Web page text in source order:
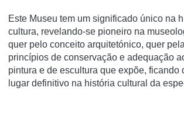
Este Museu tem um significado único na
cultura, revelando-se pioneiro na
quer pelo conceito arquitetónico, quer
princípios de conservação e adequação
pintura e de escultura que expõe, ficando
lugar definitivo na história cultural da